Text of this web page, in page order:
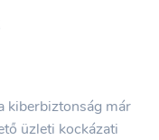
kiberbiztonság már
üzleti kockázati